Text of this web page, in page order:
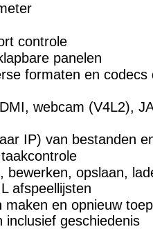
controle
panelen
formaten en codecs
webcam (V4L2),
IP) van bestanden
bewerken, opslaan,
afspeellijsten
maken en opnieuw
inclusief geschiedenis